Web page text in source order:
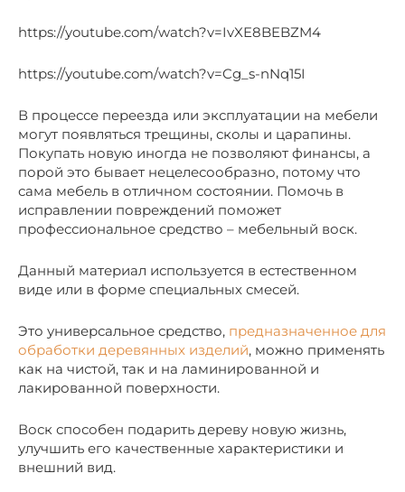
https://youtube.com/watch?v=IvXE8BEBZM4
https://youtube.com/watch?v=Cg_s-nNq15I
В процессе переезда или эксплуатации на мебели
могут появляться трещины, сколы и царапины.
Покупать новую иногда не позволяют финансы, а
порой это бывает нецелесообразно, потому что
сама мебель в отличном состоянии. Помочь в
исправлении повреждений поможет
профессиональное средство – мебельный воск.
Данный материал используется в естественном
виде или в форме специальных смесей.
Это универсальное средство, предназначенное для
обработки деревянных изделий, можно применять
как на чистой, так и на ламинированной и
лакированной поверхности.
Воск способен подарить дереву новую жизнь,
улучшить его качественные характеристики и
внешний вид.